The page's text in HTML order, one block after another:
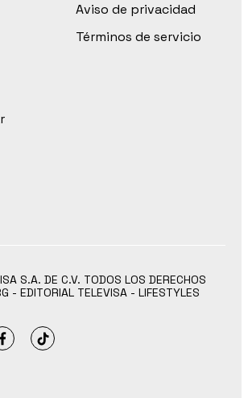
Aviso de privacidad
Términos de servicio
S.A. DE C.V. TODOS LOS DERECHOS
- EDITORIAL TELEVISA - LIFESTYLES
facebooktiktok